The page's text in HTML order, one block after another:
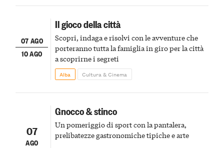
07 AGO
10 AGO
Il gioco della città
Scopri, indaga e risolvi con le avventure che
porteranno tutta la famiglia in giro per la città
a scoprirne i segreti
Alba Cultura & Cinema
07
AGO
Gnocco & stinco
Un pomeriggio di sport con la pantalera,
prelibatezze gastronomiche tipiche e arte